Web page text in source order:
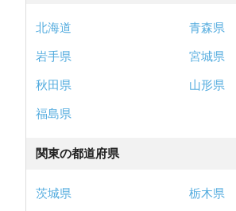
北海道
青森県
岩手県
宮城県
秋田県
山形県
福島県
関東の都道府県
茨城県
栃木県